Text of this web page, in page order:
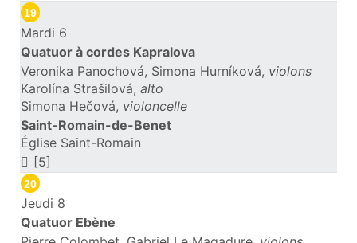
19
Mardi 6
Quatuor à cordes Kapralova
Veronika Panochová, Simona Hurníková, violons
Karolína Strašilová, alto
Simona Hečová, violoncelle
Saint-Romain-de-Benet
Église Saint-Romain
[5]
20
Jeudi 8
Quatuor Ebène